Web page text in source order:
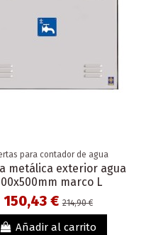
para contador de agua
metálica exterior agua
marco L
150,43 €214,90 €
Añadir al carrito